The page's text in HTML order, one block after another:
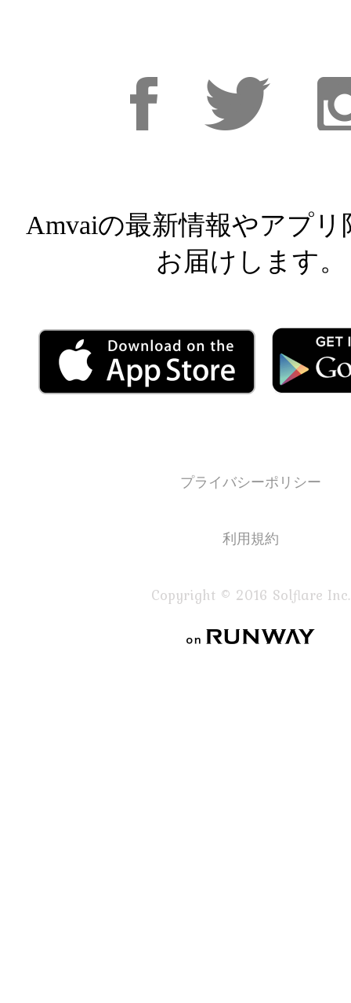
Amvaiの最新情報やアプリ
お届けします。
プライバシーポリシー
利用規約
Copyright © 2016 Solflare Inc.